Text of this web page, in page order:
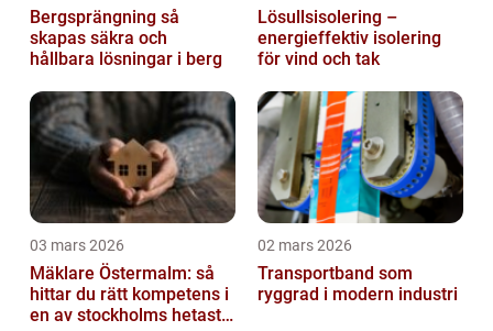
Bergsprängning så
skapas säkra och
hållbara lösningar i berg
Lösullsisolering –
energieffektiv isolering
för vind och tak
03 mars 2026
Mäklare Östermalm: så
hittar du rätt kompetens i
en av stockholms hetaste
02 mars 2026
Transportband som
ryggrad i modern industri